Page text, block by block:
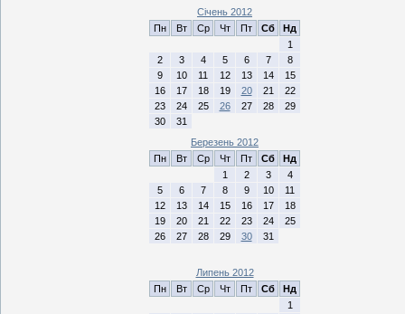
Січень 2012
Пн
Вт Ср Чт Пт Сб
Нд
1
2
3 4 5 6 7
8
9
10 11 12 13 14
15
16
17 18 19 20 21
22
23
24 25 26 27 28
29
30
31
Березень 2012
Пн
Вт Ср Чт Пт Сб
Нд
1
2 3
4
5
6 7 8 9 10
11
12
13 14 15 16 17
18
19
20 21 22 23 24
25
26
27 28 29 30 31
Липень 2012
Пн
Вт Ср Чт Пт Сб
Нд
1